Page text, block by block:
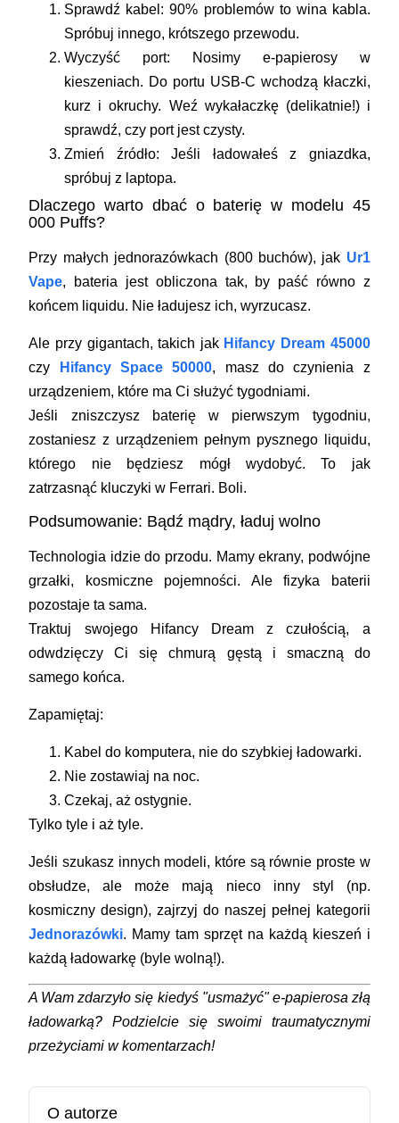
Sprawdź kabel: 90% problemów to wina kabla.
Spróbuj innego, krótszego przewodu.
Wyczyść port: Nosimy e-papierosy w
kieszeniach. Do portu USB-C wchodzą kłaczki,
kurz i okruchy. Weź wykałaczkę (delikatnie!) i
sprawdź, czy port jest czysty.
Zmień źródło: Jeśli ładowałeś z gniazdka,
spróbuj z laptopa.
Dlaczego warto dbać o baterię w modelu 45
000 Puffs?
Przy małych jednorazówkach (800 buchów), jak Ur1
Vape, bateria jest obliczona tak, by paść równo z
końcem liquidu. Nie ładujesz ich, wyrzucasz.
Ale przy gigantach, takich jak Hifancy Dream 45000
czy
Hifancy Space 50000, masz do czynienia z
urządzeniem, które ma Ci służyć tygodniami.
Jeśli zniszczysz baterię w pierwszym tygodniu,
zostaniesz z urządzeniem pełnym pysznego liquidu,
którego nie będziesz mógł wydobyć. To jak
zatrzasnąć kluczyki w Ferrari. Boli.
Podsumowanie: Bądź mądry, ładuj wolno
Technologia idzie do przodu. Mamy ekrany, podwójne
grzałki, kosmiczne pojemności. Ale fizyka baterii
pozostaje ta sama.
Traktuj swojego
Hifancy Dream z czułością, a
odwdzięczy Ci się chmurą gęstą i smaczną do
samego końca.
Zapamiętaj:
Kabel do komputera, nie do szybkiej ładowarki.
Nie zostawiaj na noc.
Czekaj, aż ostygnie.
Tylko tyle i aż tyle.
Jeśli szukasz innych modeli, które są równie proste w
obsłudze, ale może mają nieco inny styl (np.
kosmiczny design), zajrzyj do naszej pełnej kategorii
Jednorazówki. Mamy tam sprzęt na każdą kieszeń i
każdą ładowarkę (byle wolną!).
A Wam zdarzyło się kiedyś "usmażyć" e-papierosa złą
ładowarką? Podzielcie się swoimi traumatycznymi
przeżyciami w komentarzach!
O autorze